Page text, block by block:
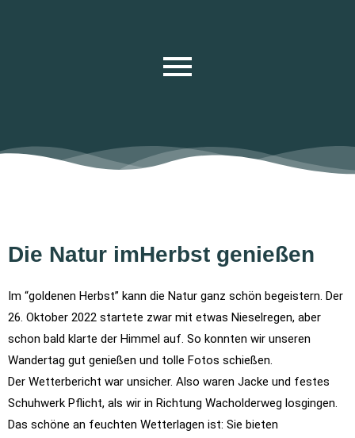
Die Natur imHerbst genießen
Im “goldenen Herbst” kann die Natur ganz schön begeistern. Der
26. Oktober 2022 startete zwar mit etwas Nieselregen, aber
schon bald klarte der Himmel auf. So konnten wir unseren
Wandertag gut genießen und tolle Fotos schießen.
Der Wetterbericht war unsicher. Also waren Jacke und festes
Schuhwerk Pflicht, als wir in Richtung Wacholderweg losgingen.
Das schöne an feuchten Wetterlagen ist: Sie bieten